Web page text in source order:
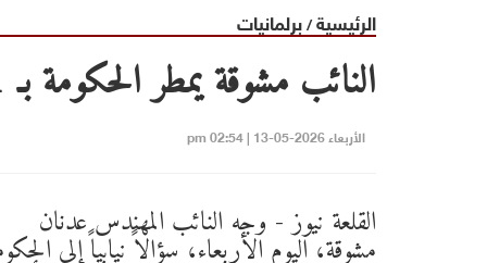
الرئيسية/برلمانيات
النائب مشوقة يمطر الحكومة بـ 21 سؤالاً عن مشاريع السكك الحديدية
الأربعاء 2026-05-13 | 02:54 pm
القلعة نيوز - وجه النائب المهندس عدنان
مشوقة، اليوم الأربعاء، سؤالاً نيابياً إلى